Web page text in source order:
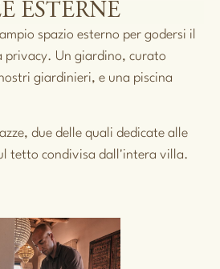
ESTERNE
spazio esterno per godersi il
privacy. Un giardino, curato
giardinieri, e una piscina
due delle quali dedicate alle
tetto condivisa dall'intera villa.